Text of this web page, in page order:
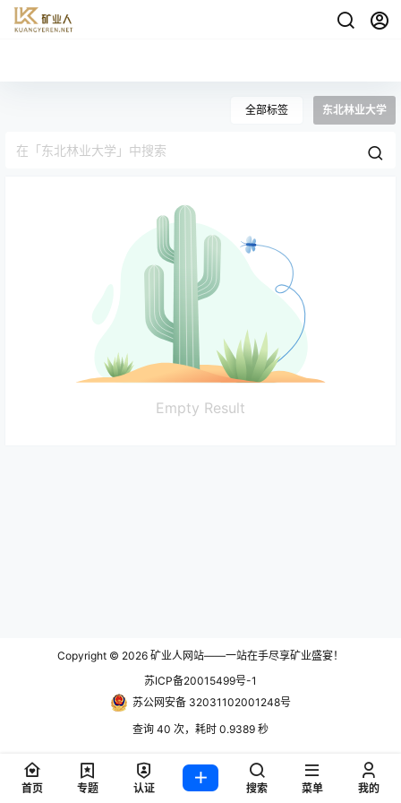
全部标签 东北林业大学
Empty Result
Copyright © 2026 矿业人网站——一站在手尽享矿业盛宴！
苏ICP备20015499号-1
苏公网安备 32031102001248号
查询 40 次，耗时 0.9389 秒
首页 专题 认证 搜索 菜单 我的